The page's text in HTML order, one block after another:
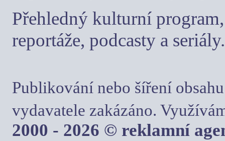
Přehledný kulturní
reportáže, podcasty a seriály.
Publikování nebo šíření
vydavatele zakázáno.
2000 - 2026 © reklamní